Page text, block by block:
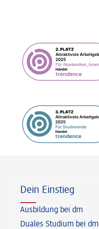
Dein Einstieg
Ausbildung bei dm
Duales Studium bei dm